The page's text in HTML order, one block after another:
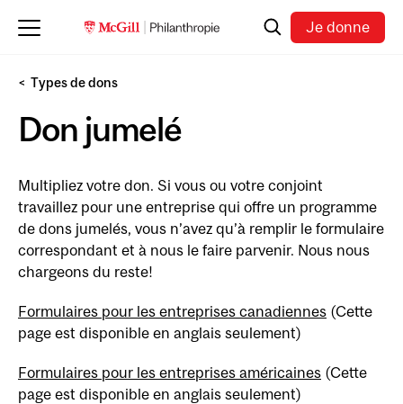
RechercheJe donne
Types de dons
Don jumelé
Multipliez votre don. Si vous ou votre conjoint
travaillez pour une entreprise qui offre un programme
de dons jumelés, vous n’avez qu’à remplir le formulaire
correspondant et à nous le faire parvenir. Nous nous
chargeons du reste!
Formulaires pour les entreprises canadiennes (Cette
page est disponible en anglais seulement)
Formulaires pour les entreprises américaines (Cette
page est disponible en anglais seulement)